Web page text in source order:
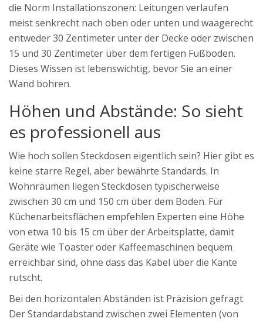
die Norm Installationszonen: Leitungen verlaufen
meist senkrecht nach oben oder unten und waagerecht
entweder 30 Zentimeter unter der Decke oder zwischen
15 und 30 Zentimeter über dem fertigen Fußboden.
Dieses Wissen ist lebenswichtig, bevor Sie an einer
Wand bohren.
Höhen und Abstände: So sieht
es professionell aus
Wie hoch sollen Steckdosen eigentlich sein? Hier gibt es
keine starre Regel, aber bewährte Standards. In
Wohnräumen liegen Steckdosen typischerweise
zwischen 30 cm und 150 cm über dem Boden. Für
Küchenarbeitsflächen empfehlen Experten eine Höhe
von etwa 10 bis 15 cm über der Arbeitsplatte, damit
Geräte wie Toaster oder Kaffeemaschinen bequem
erreichbar sind, ohne dass das Kabel über die Kante
rutscht.
Bei den horizontalen Abständen ist Präzision gefragt.
Der Standardabstand zwischen zwei Elementen (von